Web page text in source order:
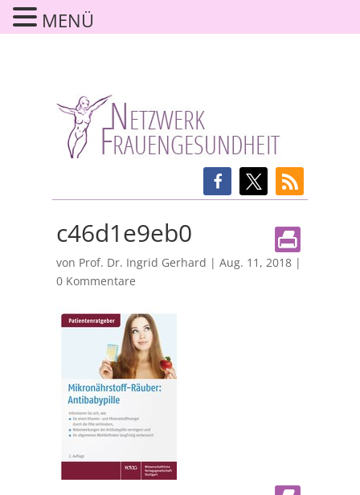
c46d1e9eb0
von Prof. Dr. Ingrid Gerhard | Aug. 11, 2018|
0 Kommentare
MENÜ